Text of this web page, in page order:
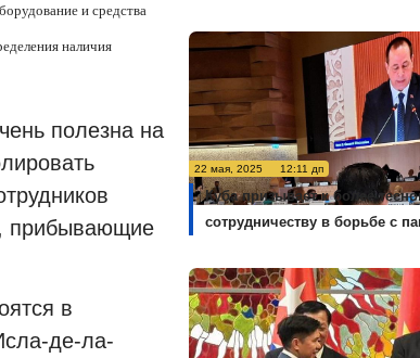
и средства
наличия
полезна на
прибывающие
в
де-ла-
22 мая, 2025 12:11 дп
Куба призывает к более
сотрудничеству в борьбе с